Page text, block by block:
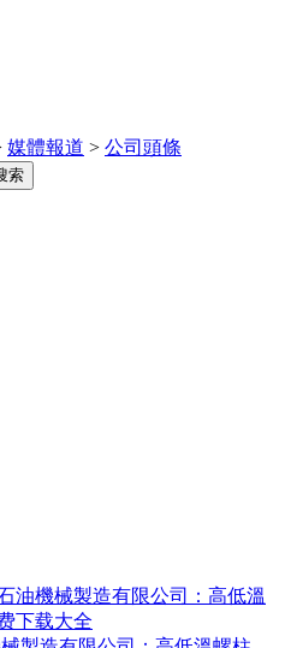
媒體報道 > 公司頭條
索